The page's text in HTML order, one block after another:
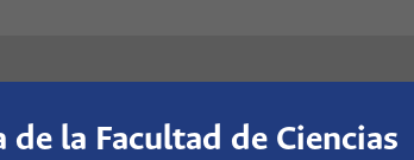
de la Facultad de Ciencias